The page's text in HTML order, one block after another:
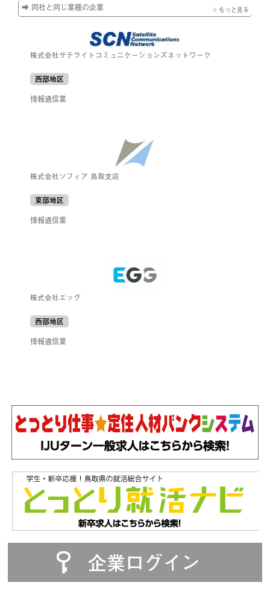
➡ 同社と同じ業種の企業 > もっと見る
株式会社サテライトコミュニケーションズネットワーク
西部地区
情報通信業
株式会社ソフィア 鳥取支店
東部地区
情報通信業
株式会社エッグ
西部地区
情報通信業
企業ログイン